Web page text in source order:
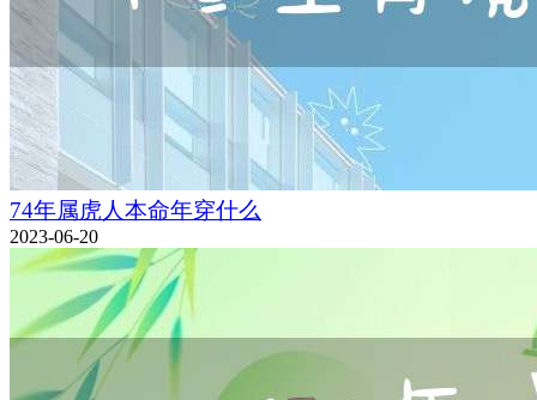
74年属虎人本命年穿什么
2023-06-20